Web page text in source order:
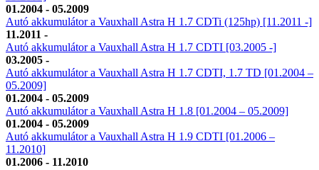
01.2004 - 05.2009
Autó akkumulátor a Vauxhall Astra H 1.7 CDTi (125hp) [11.2011 -]
11.2011 -
Autó akkumulátor a Vauxhall Astra H 1.7 CDTI [03.2005 -]
03.2005 -
Autó akkumulátor a Vauxhall Astra H 1.7 CDTI, 1.7 TD [01.2004 –
05.2009]
01.2004 - 05.2009
Autó akkumulátor a Vauxhall Astra H 1.8 [01.2004 – 05.2009]
01.2004 - 05.2009
Autó akkumulátor a Vauxhall Astra H 1.9 CDTI [01.2006 –
11.2010]
01.2006 - 11.2010